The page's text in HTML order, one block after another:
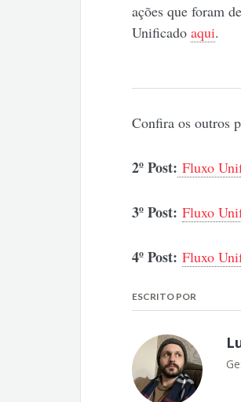
ações que foram
Unificado aqui.
Confira os outros
2º Post: Fluxo
3º Post: Fluxo
4º Post: Fluxo
ESCRITO POR